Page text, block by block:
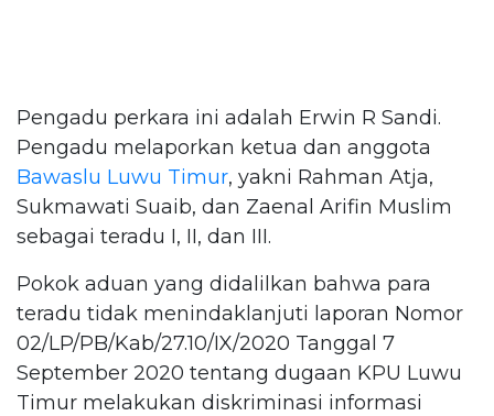
Pengadu perkara ini adalah Erwin R Sandi.
Pengadu melaporkan ketua dan anggota
Bawaslu Luwu Timur, yakni Rahman Atja,
Sukmawati Suaib, dan Zaenal Arifin Muslim
sebagai teradu I, II, dan III.
Pokok aduan yang didalilkan bahwa para
teradu tidak menindaklanjuti laporan Nomor
02/LP/PB/Kab/27.10/IX/2020 Tanggal 7
September 2020 tentang dugaan KPU Luwu
Timur melakukan diskriminasi informasi